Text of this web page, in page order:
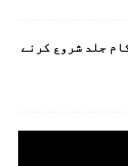
جلد شروع کرنے